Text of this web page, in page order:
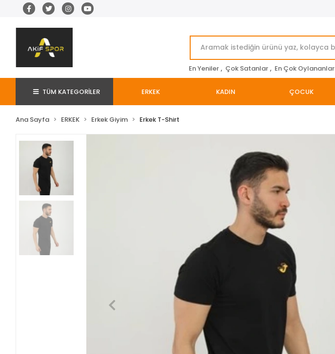
En Yeniler , Çok Satanlar , En Çok Oylananlar
TÜM KATEGORİLER ERKEK KADIN ÇOCUK
Ana Sayfa ERKEK Erkek Giyim Erkek T-Shirt